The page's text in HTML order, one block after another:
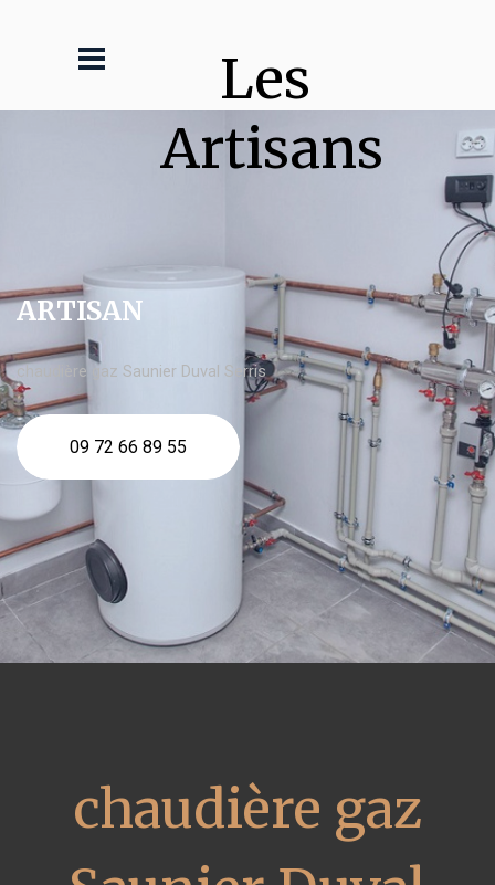
Les
Artisans
ARTISAN
chaudière gaz Saunier Duval Serris
09 72 66 89 55
chaudière gaz